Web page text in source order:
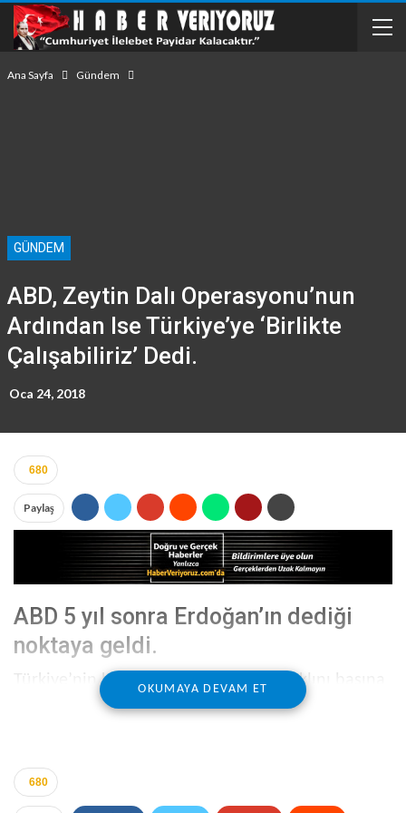
Ana Sayfa Gündem
GÜNDEM
ABD, Zeytin Dalı Operasyonu’nun
Ardından Ise Türkiye’ye ‘Birlikte
Çalışabiliriz’ Dedi.
Oca 24, 2018
680
Paylaş
ABD 5 yıl sonra Erdoğan’ın dediği
noktaya geldi.
Türkiye’nin kararlılığı Washington’ın aklını başına
getirdi. Erdoğan’ın 5 yıl önce gündeme taşıdığı
Türkiye’ye ‘Birlikte çalışabiliriz’ dedi.
ABD Dışişleri Bakanı Rex Tillerson’ın yaptığı
OKUMAYA DEVAM ET
680